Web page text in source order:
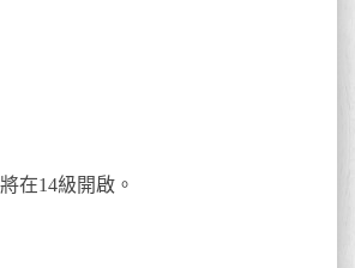
在14級開啟。